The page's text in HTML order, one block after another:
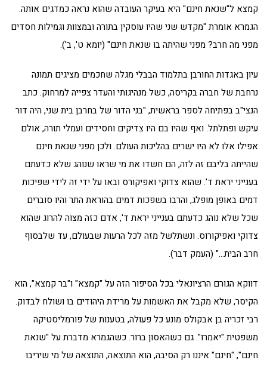
קמצא ל"שנאת חינם" היא בעיקר העובדה שהוא נראה כמדגים אותה.
הגמרא אומרת "מקדש שני שהיו עוסקין בתורה ובמצוות וגמילות חסדים
מפני מה חרב? מפני שהיתה בו שנאת חינם" (יומא ט', ב').
עיון באגדות החורבן בתלמוד הבבלי מגלה שחכמים מציגים תמונה
נרחבת של חברה בקריסה, כשל מנהיגותי והעדר צפייה למרחוק. כתב
הנצי"ב בפתיחה לספר בראשית, "בני הדור של בחרבן בית שני, היה דור
עיקש ופתלתל. ואף שהיו בם היו צדיקים וחסידים ועמלי תורה, אולם
אפילו אלו לא היו ישרים בהליכות העולם. ולכן מפני שנאת חינם
שהייתה בליבם זה לזה, הם חשדו את מי שראו שנוהג שלא כדעתם
בענייני יראת ד'. שהוא צדוקי ואפיקורס ובאו על ידי זה לידי שפיכות
דמים באופן מופלג, והרבו בשפכות דמים בהוראת התר והיו סוברים
שכל שלא נוהג כדעתם בענייני יראת ד', אדם כזה מצוה להרוג שהוא
צדוקי ואפיקורוס. ונשתלשל מזה לכל הרעות שבעולם, עד שלבסוף
חרב הבית…" (העמק דבר).
דווקא הגורם הרציונאלי בכל הסיפור הזה על "קמצא" ו"בר קמצא", הוא
הקיסר, שלא מקבל את האשמות על מרידת היהודים בו ושולח לבדוק.
רבי זכריה בן אבקולס מונע כל פעולה, בטענות של פורמליסטיקה
משפטית "יאמרו". גם כשהאסון ברור. כשהגמרא מדברת על "שנאת
חינם", "חינם" איננו רק הסיבה, הוא התוצאה, התוצאה של מי שיריבו